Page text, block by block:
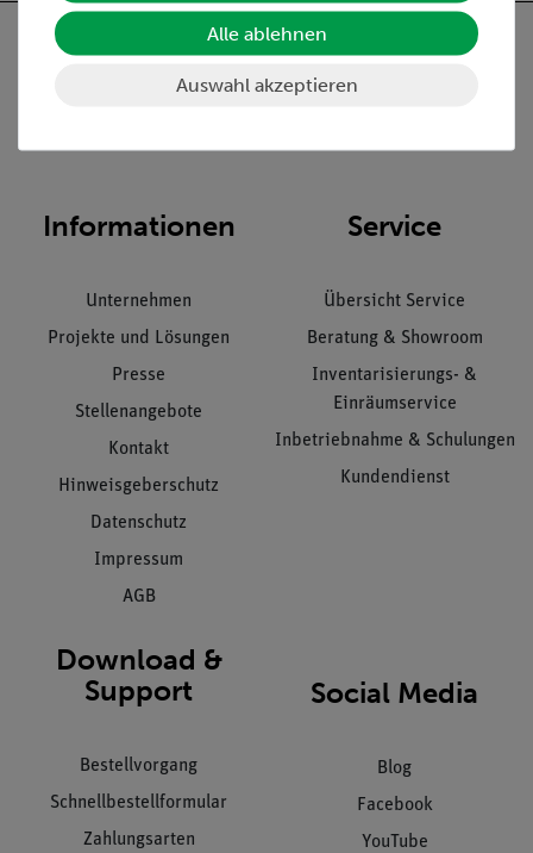
Informationen
Unternehmen
Projekte und Lösungen
Presse
Stellenangebote
Kontakt
Hinweisgeberschutz
Datenschutz
Impressum
AGB
Service
Übersicht Service
Beratung & Showroom
Inventarisierungs- &
Einräumservice
Inbetriebnahme & Schulungen
Kundendienst
Download &
Support
Bestellvorgang
Schnellbestellformular
Zahlungsarten
Social Media
Blog
Facebook
YouTube
Alle ablehnen
Auswahl akzeptieren